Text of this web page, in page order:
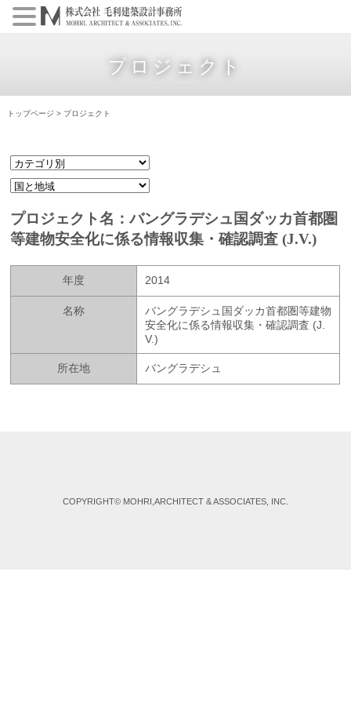
プロジェクト
トップページ > プロジェクト
プロジェクト名：バングラデシュ国ダッカ首都圏
等建物安全化に係る情報収集・確認調査 (J.V.)
年度 2014
名称
バングラデシュ国ダッカ首都圏等建物
安全化に係る情報収集・確認調査 (J.
V.)
所在地 バングラデシュ
COPYRIGHT© MOHRI,ARCHITECT & ASSOCIATES, INC.